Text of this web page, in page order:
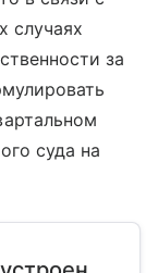
случаях
за
суда на